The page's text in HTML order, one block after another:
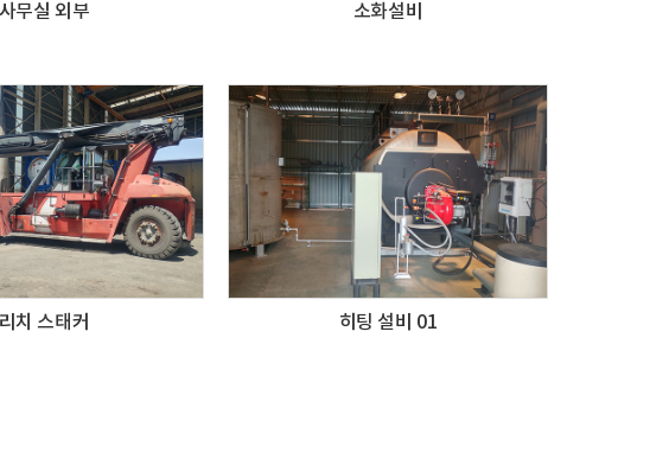
사무실 외부 소화설비
리치 스태커 히팅 설비 01